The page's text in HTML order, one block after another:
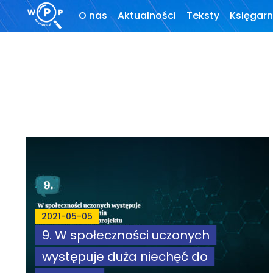
O nas Aktualności Teksty
Wywiady
Dla autorów
Darmowy
ebook
Linki
2021-05-05
9. W społeczności uczonych
występuje duża niechęć do